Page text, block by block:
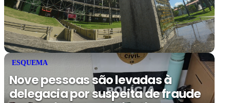
ESQUEMA
Nove pessoas são levadas à
delegacia por suspeita de fraude